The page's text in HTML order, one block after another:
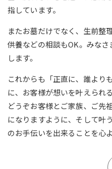
指しています。
またお墓だけでなく、生前整
供養などの相談もOK。みな
します。
これからも「正直に、誰より
に、お客様が想いを叶えられ
どうぞお客様とご家族、ご先
になりますように、そして叶
のお手伝いを出来ることを心